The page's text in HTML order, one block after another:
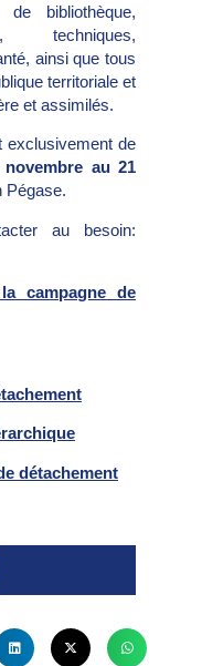
bibliothèque,
techniques,
ainsi que tous
territoriale et
et assimilés.
exclusivement de
novembre au 21
Pégase.
au besoin:
campagne de
détachement